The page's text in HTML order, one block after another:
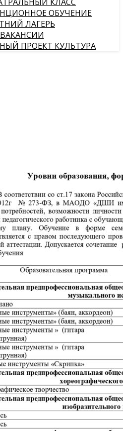
ОБУЧЕНИЕ
ЛАГЕРЬ
ВАКАНСИИ
ПРОЕКТ КУЛЬТУРА